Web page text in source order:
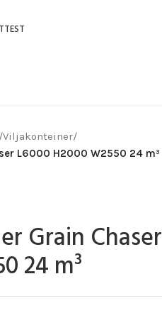
Viljakonteiner/
L6000 H2000 W2550 24 m³
Grain
24 m³